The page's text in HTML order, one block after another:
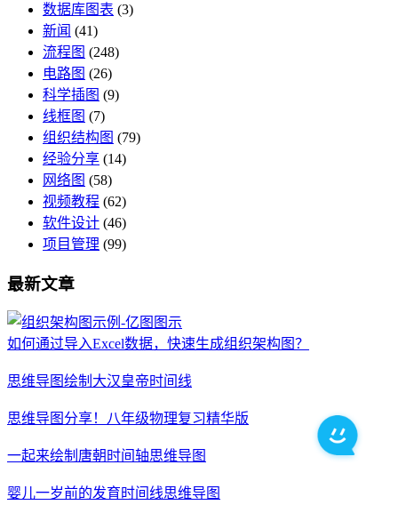
数据库图表 (3)
新闻 (41)
流程图 (248)
电路图 (26)
科学插图 (9)
线框图 (7)
组织结构图 (79)
经验分享 (14)
网络图 (58)
视频教程 (62)
软件设计 (46)
项目管理 (99)
最新文章
如何通过导入Excel数据，快速生成组织架构图？
思维导图绘制大汉皇帝时间线
思维导图分享！八年级物理复习精华版
一起来绘制唐朝时间轴思维导图
婴儿一岁前的发育时间线思维导图